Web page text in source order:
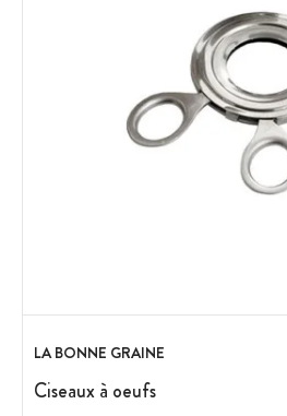
LA BONNE GRAINE
Ciseaux à oeufs